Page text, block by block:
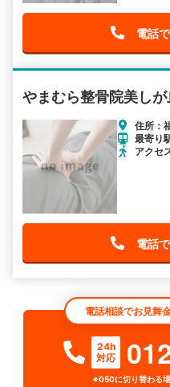
電話
やまむら整骨院美しが
住所：
最寄り
アクセ
電話
電話相談でお見舞
24h
対応
※050に切り替わる場